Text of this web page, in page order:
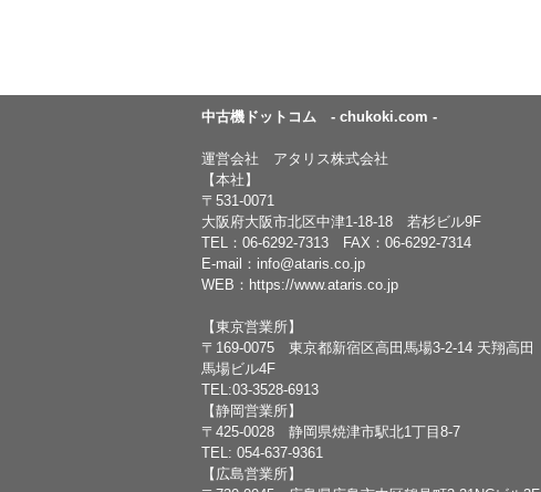
中古機ドットコム - chukoki.com -
運営会社 アタリス株式会社
【本社】
〒531-0071
大阪府大阪市北区中津1-18-18 若杉ビル9F
TEL： 06-6292-7313 FAX：06-6292-7314
E-mail： info@ataris.co.jp
WEB： https://www.ataris.co.jp
【東京営業所】
〒169-0075 東京都新宿区高田馬場3-2-14 天翔高田
馬場ビル4F
TEL:03-3528-6913
【静岡営業所】
〒425-0028 静岡県焼津市駅北1丁目8-7
TEL: 054-637-9361
【広島営業所】